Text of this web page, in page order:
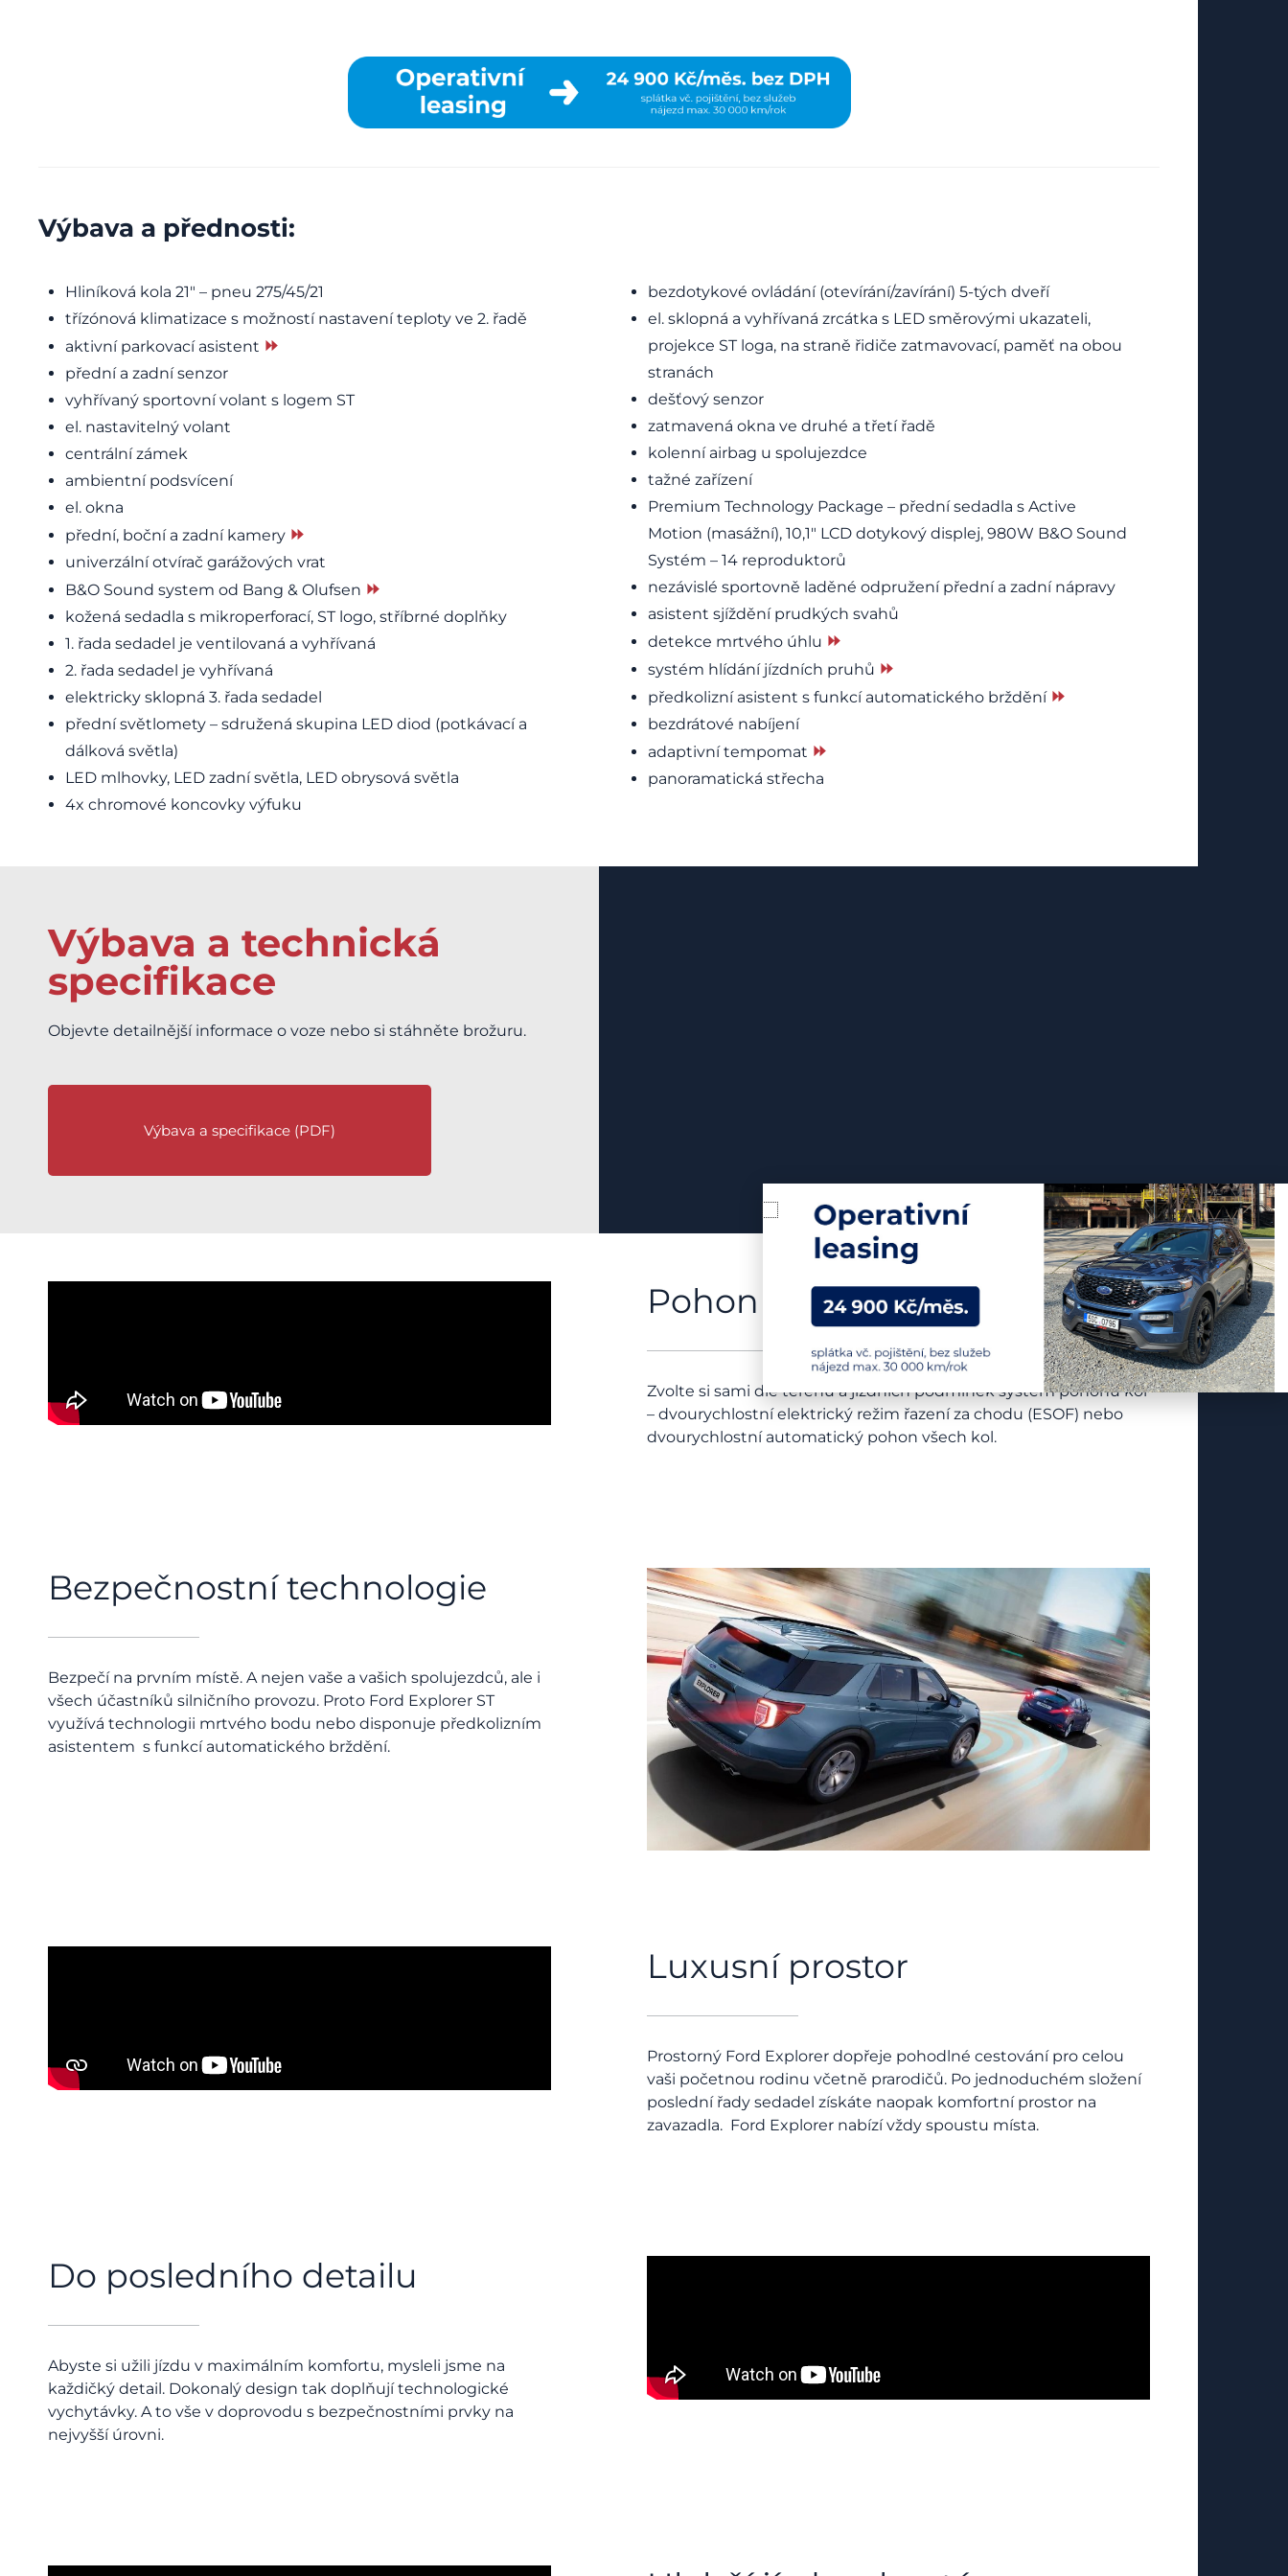
Výbava a přednosti:
Hliníková kola 21″ – pneu 275/45/21
třízónová klimatizace s možností nastavení teploty ve 2. řadě
aktivní parkovací asistent ⏩
přední a zadní senzor
vyhřívaný sportovní volant s logem ST
el. nastavitelný volant
centrální zámek
ambientní podsvícení
el. okna
přední, boční a zadní kamery ⏩
univerzální otvírač garážových vrat
B&O Sound system od Bang & Olufsen ⏩
kožená sedadla s mikroperforací, ST logo, stříbrné doplňky
1. řada sedadel je ventilovaná a vyhřívaná
2. řada sedadel je vyhřívaná
elektricky sklopná 3. řada sedadel
přední světlomety – sdružená skupina LED diod (potkávací a
dálková světla)
LED mlhovky, LED zadní světla, LED obrysová světla
4x chromové koncovky výfuku
bezdotykové ovládání (otevírání/zavírání) 5-tých dveří
el. sklopná a vyhřívaná zrcátka s LED směrovými ukazateli,
projekce ST loga, na straně řidiče zatmavovací, paměť na obou
stranách
dešťový senzor
zatmavená okna ve druhé a třetí řadě
kolenní airbag u spolujezdce
tažné zařízení
Premium Technology Package – přední sedadla s Active
Motion (masážní), 10,1″ LCD dotykový displej, 980W B&O Sound
Systém – 14 reproduktorů
nezávislé sportovně laděné odpružení přední a zadní nápravy
asistent sjíždění prudkých svahů
detekce mrtvého úhlu ⏩
systém hlídání jízdních pruhů ⏩
předkolizní asistent s funkcí automatického brždění ⏩
bezdrátové nabíjení
adaptivní tempomat ⏩
panoramatická střecha
Výbava a technická
specifikace
Objevte detailnější informace o voze nebo si stáhněte brožuru.
Výbava a specifikace (PDF)
Pohon 4x4
Zvolte si sami dle terénu a jízdních podmínek systém pohonu kol
– dvourychlostní elektrický režim řazení za chodu (ESOF) nebo
dvourychlostní automatický pohon všech kol.
Bezpečnostní technologie
Bezpečí na prvním místě. A nejen vaše a vašich spolujezdců, ale i
všech účastníků silničního provozu. Proto Ford Explorer ST
využívá technologii mrtvého bodu nebo disponuje předkolizním
asistentem s funkcí automatického brždění.
Luxusní prostor
Prostorný Ford Explorer dopřeje pohodlné cestování pro celou
vaši početnou rodinu včetně prarodičů. Po jednoduchém složení
poslední řady sedadel získáte naopak komfortní prostor na
zavazadla. Ford Explorer nabízí vždy spoustu místa.
Do posledního detailu
Abyste si užili jízdu v maximálním komfortu, mysleli jsme na
každičký detail. Dokonalý design tak doplňují technologické
vychytávky. A to vše v doprovodu s bezpečnostními prvky na
nejvyšší úrovni.